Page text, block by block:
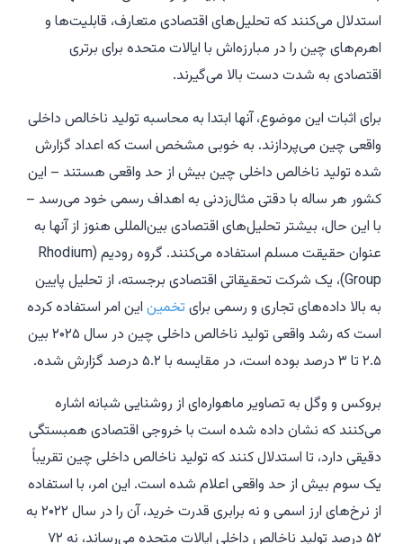
استدلال می‌کنند که تحلیل‌های اقتصادی متعارف، قابلیت‌ها و
اهرم‌های چین را در مبارزه‌اش با ایالات متحده برای برتری
اقتصادی به شدت دست بالا می‌گیرند.
برای اثبات این موضوع، آنها ابتدا به محاسبه تولید ناخالص داخلی
واقعی چین می‌پردازند. به خوبی مشخص است که اعداد گزارش
شده تولید ناخالص داخلی چین بیش از حد واقعی هستند – این
کشور هر ساله با دقتی مثال‌زدنی به اهداف رسمی خود می‌رسد –
با این حال، بیشتر تحلیل‌های اقتصادی بین‌المللی هنوز از آنها به
عنوان حقیقت مسلم استفاده می‌کنند. گروه رودیم (Rhodium
Group)، یک شرکت تحقیقاتی اقتصادی برجسته، از تحلیل پایین
به بالا داده‌های تجاری و رسمی برای تخمین این امر استفاده کرده
است که رشد واقعی تولید ناخالص داخلی چین در سال ۲۰۲۵ بین
۲.۵ تا ۳ درصد بوده است، در مقایسه با ۵.۲ درصد گزارش شده.
بروکس و وگل به تصاویر ماهواره‌ای از روشنایی شبانه اشاره
می‌کنند که نشان داده شده است با خروجی اقتصادی همبستگی
دقیقی دارد، تا استدلال کنند که تولید ناخالص داخلی چین تقریباً
یک سوم بیش از حد واقعی اعلام شده است. این امر، با استفاده
از نرخ‌های ارز اسمی و نه برابری قدرت خرید، آن را در سال ۲۰۲۲ به
۵۲ درصد تولید ناخالص داخلی ایالات متحده می‌رساند، نه ۷۲